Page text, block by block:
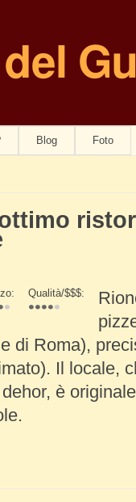
Blog Foto
Qualità/$$$:
di Roma),
Il locale,
è